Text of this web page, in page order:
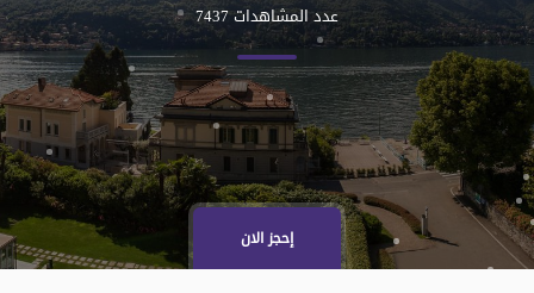
عدد المشاهدات 7437
إحجز الان